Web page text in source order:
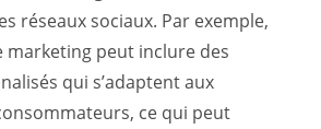
réseaux sociaux. Par exemple,
marketing peut inclure des
qui s’adaptent aux
ce qui peut